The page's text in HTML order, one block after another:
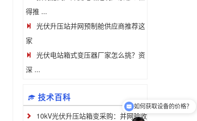
得推 ...
光伏升压站并网预制舱供应商推荐这
家
光伏电站箱式变压器厂家怎么挑？资
深 ...
技术百科
10kV光伏升压站箱变采购：并网验收
如何获取设备的价格？